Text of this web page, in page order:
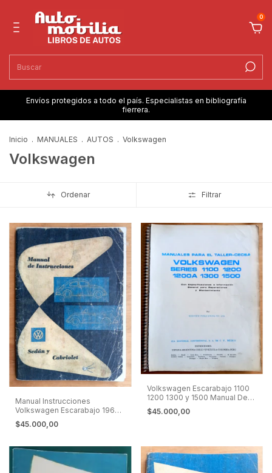
0
Envíos protegidos a todo el país. Especialistas en bibliografía
fierrera.
Inicio . MANUALES . AUTOS . Volkswagen
Volkswagen
Ordenar Filtrar
Manual Instrucciones
Volkswagen Escarabajo 1960
En Español
$45.000,00
Volkswagen Escarabajo 1100
1200 1300 y 1500 Manual De
Reparaciones En Español
$45.000,00